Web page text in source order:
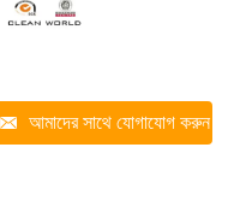
আমাদের সাথে যোগাযোগ করুন